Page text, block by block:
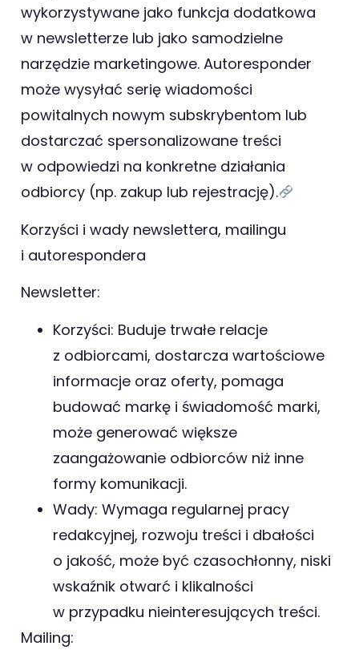
wykorzystywane jako funkcja dodatkowa
w newsletterze lub jako samodzielne
narzędzie marketingowe. Autoresponder
może wysyłać serię wiadomości
powitalnych nowym subskrybentom lub
dostarczać spersonalizowane treści
w odpowiedzi na konkretne działania
odbiorcy (np. zakup lub rejestrację).
Korzyści i wady newslettera, mailingu
i autorespondera
Newsletter:
Korzyści: Buduje trwałe relacje
z odbiorcami, dostarcza wartościowe
informacje oraz oferty, pomaga
budować markę i świadomość marki,
może generować większe
zaangażowanie odbiorców niż inne
formy komunikacji.
Wady: Wymaga regularnej pracy
redakcyjnej, rozwoju treści i dbałości
o jakość, może być czasochłonny, niski
wskaźnik otwarć i klikalności
w przypadku nieinteresujących treści.
Mailing: